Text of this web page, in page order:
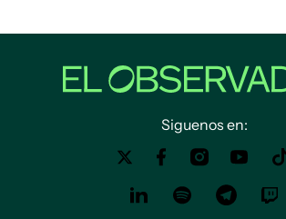
Siguenos en: